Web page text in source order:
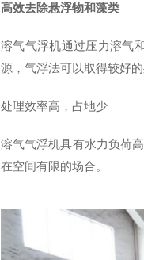
高效去除悬浮物和藻类
溶气气浮机通过压力溶气
源，气浮法可以取得较好的
处理效率高，占地少
溶气气浮机具有水力负荷
在空间有限的场合。